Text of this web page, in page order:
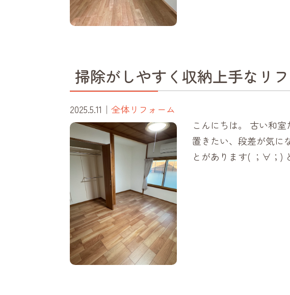
掃除がしやすく収納上手なリ
2025.5.11 ｜ 全体リフォーム
こんにちは。 古い和
置きたい、段差が気に
とがあります( ；∀；)